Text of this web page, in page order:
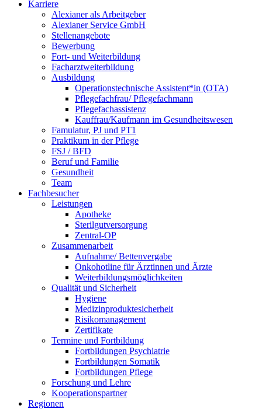
Karriere
Alexianer als Arbeitgeber
Alexianer Service GmbH
Stellenangebote
Bewerbung
Fort- und Weiterbildung
Facharztweiterbildung
Ausbildung
Operationstechnische Assistent*in (OTA)
Pflegefachfrau/ Pflegefachmann
Pflegefachassistenz
Kauffrau/Kaufmann im Gesundheitswesen
Famulatur, PJ und PT1
Praktikum in der Pflege
FSJ / BFD
Beruf und Familie
Gesundheit
Team
Fachbesucher
Leistungen
Apotheke
Sterilgutversorgung
Zentral-OP
Zusammenarbeit
Aufnahme/ Bettenvergabe
Onkohotline für Ärztinnen und Ärzte
Weiterbildungsmöglichkeiten
Qualität und Sicherheit
Hygiene
Medizinproduktesicherheit
Risikomanagement
Zertifikate
Termine und Fortbildung
Fortbildungen Psychiatrie
Fortbildungen Somatik
Fortbildungen Pflege
Forschung und Lehre
Kooperationspartner
Regionen